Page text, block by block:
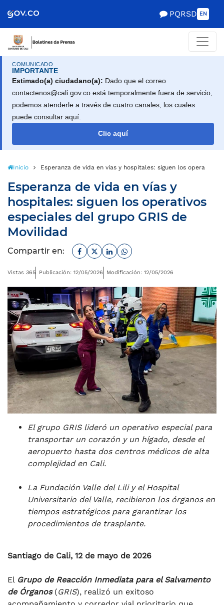
PQRSD EN
COMUNICADO
IMPORTANTE
Estimado(a) ciudadano(a): Dado que el correo
contactenos@cali.gov.co está temporalmente fuera de servicio,
podemos atenderle a través de cuatro canales, los cuales
puede consultar aquí.
Clic aquí
Inicio Esperanza de vida en vías y hospitales: siguen los operativos
Esperanza de vida en vías y
hospitales: siguen los operativos
especiales del grupo GRIS de
Movilidad
Compartir en: Facebook
TwitterLinkedinWhatsapp
Vistas 365 Publicación: 12/05/2026 Modificación: 12/05/2026
El grupo GRIS lideró un operativo especial para
transportar un corazón y un hígado, desde el
aeropuerto hasta dos centros médicos de alta
complejidad en Cali.
La Fundación Valle del Lili y el Hospital
Universitario del Valle, recibieron los órganos en
tiempos estratégicos para garantizar los
procedimientos de trasplante.
Santiago de Cali, 12 de mayo de 2026
El Grupo de Reacción Inmediata para el Salvamento
de Órganos(GRIS), realizó un exitoso